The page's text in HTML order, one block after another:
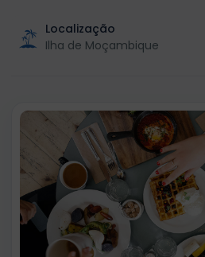
Localização
Ilha de Moçambique